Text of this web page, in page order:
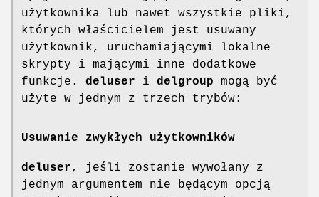
użytkownika lub nawet wszystkie pliki,
których właścicielem jest usuwany
użytkownik, uruchamiającymi lokalne
skrypty i mającymi inne dodatkowe
funkcje. deluser i delgroup mogą być
użyte w jednym z trzech trybów:
Usuwanie zwykłych użytkowników
deluser, jeśli zostanie wywołany z
jednym argumentem nie będącym opcją